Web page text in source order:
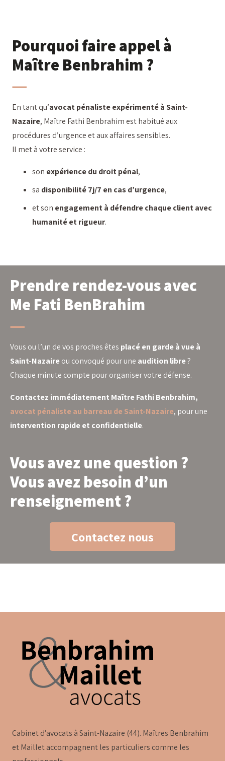
Pourquoi faire appel à
Maître Benbrahim ?
En tant qu’avocat pénaliste expérimenté à Saint-
Nazaire, Maître Fathi Benbrahim est habitué aux
procédures d’urgence et aux affaires sensibles.
Il met à votre service :
son expérience du droit pénal,
sa disponibilité 7j/7 en cas d’urgence,
et son engagement à défendre chaque client avec
humanité et rigueur.
Prendre rendez-vous avec
Me Fati BenBrahim
Vous ou l’un de vos proches êtes placé en garde à vue à
Saint-Nazaireou convoqué pour une audition libre?
Chaque minute compte pour organiser votre défense.
Contactez immédiatement Maître Fathi Benbrahim,
avocat pénaliste au barreau de Saint-Nazaire, pour une
intervention rapide et confidentielle.
Vous avez une question ?
Vous avez besoin d’un
renseignement ?
Contactez nous
Cabinet d’avocats à Saint-Nazaire (44). Maîtres Benbrahim
et Maillet accompagnent les particuliers comme les